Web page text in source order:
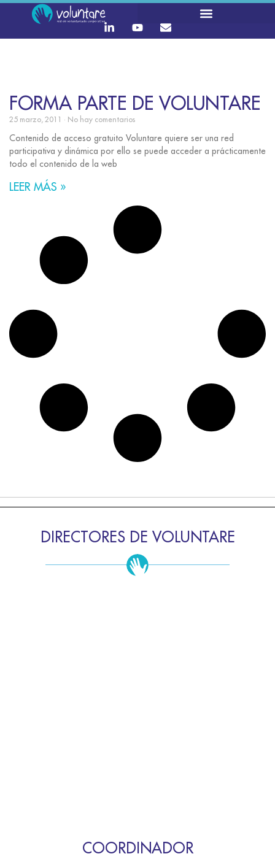
FORMA PARTE DE VOLUNTARE
25 marzo, 2011 No hay comentarios
Contenido de acceso gratuito Voluntare quiere ser una red
participativa y dinámica por ello se puede acceder a prácticamente
todo el contenido de la web
LEER MÁS »
DIRECTORES DE VOLUNTARE
COORDINADOR